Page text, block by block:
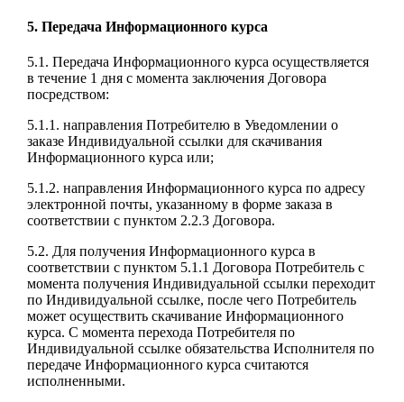
5. Передача Информационного курса
5.1. Передача Информационного курса осуществляется
в течение 1 дня с момента заключения Договора
посредством:
5.1.1. направления Потребителю в Уведомлении о
заказе Индивидуальной ссылки для скачивания
Информационного курса или;
5.1.2. направления Информационного курса по адресу
электронной почты, указанному в форме заказа в
соответствии с пунктом 2.2.3 Договора.
5.2. Для получения Информационного курса в
соответствии с пунктом 5.1.1 Договора Потребитель с
момента получения Индивидуальной ссылки переходит
по Индивидуальной ссылке, после чего Потребитель
может осуществить скачивание Информационного
курса. С момента перехода Потребителя по
Индивидуальной ссылке обязательства Исполнителя по
передаче Информационного курса считаются
исполненными.